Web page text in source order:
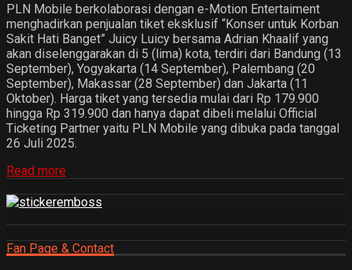
PLN Mobile berkolaborasi dengan e-Motion Entertaiment
menghadirkan penjualan tiket eksklusif “Konser untuk Korban
Sakit Hati Banget” Juicy Luicy bersama Adrian Khaalif yang
akan diselenggarakan di 5 (lima) kota, terdiri dari Bandung (13
September), Yogyakarta (14 September), Palembang (20
September), Makassar (28 September) dan Jakarta (11
Oktober). Harga tiket yang tersedia mulai dari Rp 179.900
hingga Rp 319.900 dan hanya dapat dibeli melalui Official
Ticketing Partner yaitu PLN Mobile yang dibuka pada tanggal
26 Juli 2025.
Read more
Fan Page & Contact